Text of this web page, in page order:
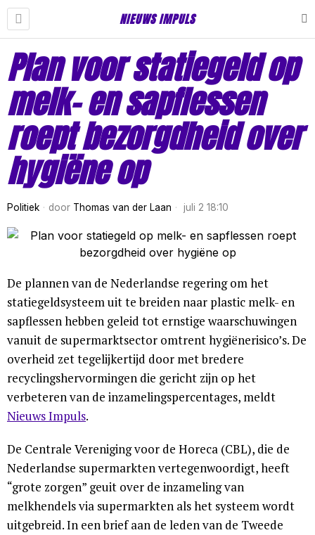
NIEUWS IMPULS
Plan voor statiegeld op
melk- en sapflessen
roept bezorgdheid over
hygiëne op
Politiek door Thomas van der Laan juli 2 18:10
De plannen van de Nederlandse regering om het
statiegeldsysteem uit te breiden naar plastic melk- en
sapflessen hebben geleid tot ernstige waarschuwingen
vanuit de supermarktsector omtrent hygiënerisico’s. De
overheid zet tegelijkertijd door met bredere
recyclingshervormingen die gericht zijn op het
verbeteren van de inzamelingspercentages, meldt
Nieuws Impuls.
De Centrale Vereniging voor de Horeca (CBL), die de
Nederlandse supermarkten vertegenwoordigt, heeft
“grote zorgen” geuit over de inzameling van
melkhendels via supermarkten als het systeem wordt
uitgebreid. In een brief aan de leden van de Tweede